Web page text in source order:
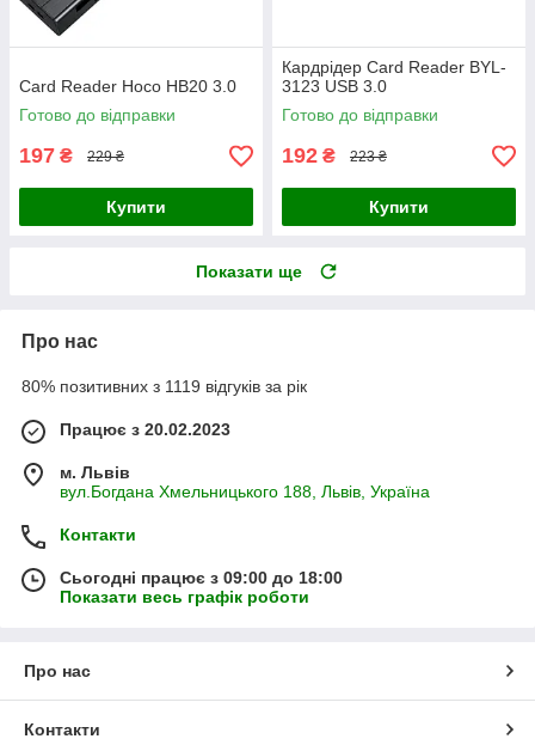
Card Reader Hoco HB20 3.0
Готово до відправки
197 ₴ 229 ₴
Купити
Кардрідер Card Reader BYL-
3123 USB 3.0
Готово до відправки
192 ₴ 223 ₴
Купити
Показати ще
Про нас
80% позитивних з 1119 відгуків за рік
Працює з 20.02.2023
м. Львів
вул.Богдана Хмельницького 188, Львів, Україна
Контакти
Сьогодні працює з 09:00 до 18:00
Показати весь графік роботи
Про нас
Контакти